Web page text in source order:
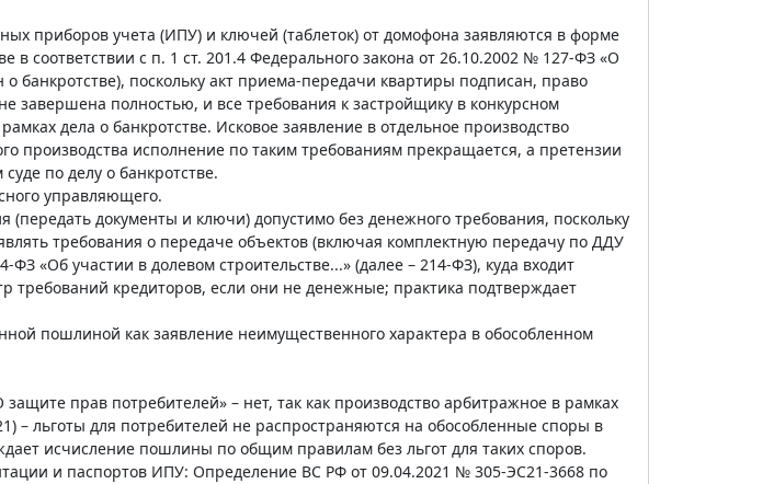
приборов учета (ИПУ) и ключей (таблеток) от домофона заявляются в форме
в соответствии с п. 1 ст. 201.4 Федерального закона от 26.10.2002 № 127-ФЗ «О
о банкротстве), поскольку акт приема-передачи квартиры подписан, право
завершена полностью, и все требования к застройщику в конкурсном
дела о банкротстве. Исковое заявление в отдельное производство
производства исполнение по таким требованиям прекращается, а претензии
по делу о банкротстве.
управляющего.
документы и ключи) допустимо без денежного требования, поскольку
требования о передаче объектов (включая комплектную передачу по ДДУ
«Об участии в долевом строительстве...» (далее – 214-ФЗ), куда входит
требований кредиторов, если они не денежные; практика подтверждает
пошлиной как заявление неимущественного характера в обособленном
прав потребителей» – нет, так как производство арбитражное в рамках
– льготы для потребителей не распространяются на обособленные споры в
исчисление пошлины по общим правилам без льгот для таких споров.
и паспортов ИПУ: Определение ВС РФ от 09.04.2021 № 305-ЭС21-3668 по